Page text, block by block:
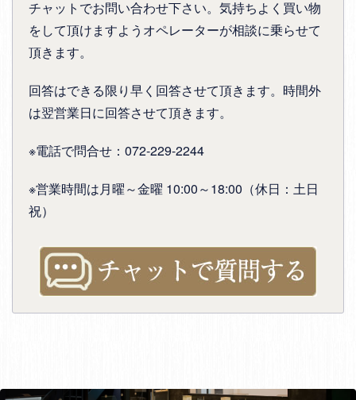
チャットでお問い合わせ下さい。気持ちよく買い物
をして頂けますようオペレーターが相談に乗らせて
頂きます。
回答はできる限り早く回答させて頂きます。時間外
は翌営業日に回答させて頂きます。
※電話で問合せ：072-229-2244
※営業時間は月曜～金曜 10:00～18:00（休日：土日
祝）